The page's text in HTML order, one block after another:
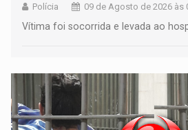
Polícia 09 de Agosto de 2026 às
Vítima foi socorrida e levada ao